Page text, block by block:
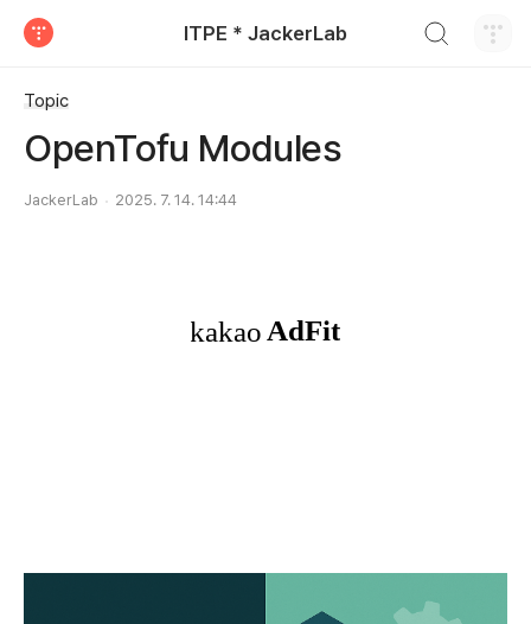
ITPE * JackerLab
Topic
OpenTofu Modules
JackerLab 2025. 7. 14. 14:44